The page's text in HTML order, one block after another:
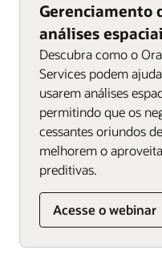
Gerenciamento
análises
Descubra como o
Services podem
usarem análises
permitindo que os
cessantes oriundos
melhorem o
preditivas.
Acesse o webinar